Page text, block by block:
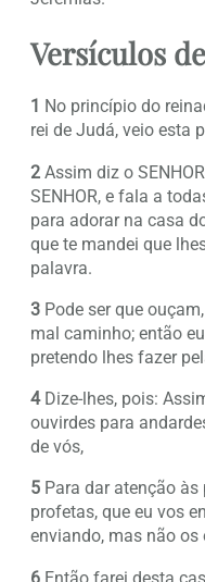
Versículos
1 No princípio do
rei de Judá, veio esta
2 Assim diz o
SENHOR, e fala a
para adorar na casa
que te mandei que
palavra.
3 Pode ser que
mal caminho; então
pretendo lhes fazer
4Dize-lhes, pois:
ouvirdes para
de vós,
5 Para dar atenção
profetas, que eu vos
enviando, mas não os